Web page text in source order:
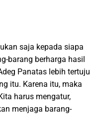
saja kepada siapa
barang berharga hasil
Panatas lebih tertuju
itu. Karena itu, maka
harus mengatur,
menjaga barang-